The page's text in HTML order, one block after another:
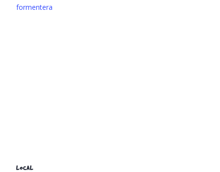
formentera
LOCAL